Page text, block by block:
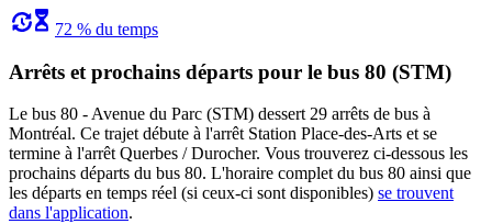
72 % du temps
Arrêts et prochains départs pour le bus 80 (STM)
Le bus 80 - Avenue du Parc (STM) dessert 29 arrêts de bus à
Montréal. Ce trajet débute à l'arrêt Station Place-des-Arts et se
termine à l'arrêt Querbes / Durocher. Vous trouverez ci-dessous les
prochains départs du bus 80. L'horaire complet du bus 80 ainsi que
les départs en temps réel (si ceux-ci sont disponibles) se trouvent
dans l'application.